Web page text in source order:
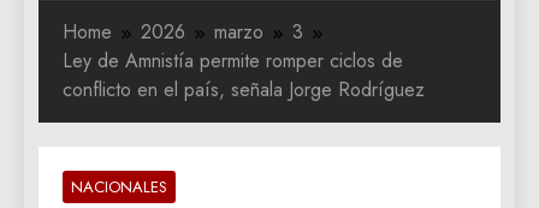
Home 2026 marzo
3
Ley de Amnistía permite romper ciclos de
conflicto en el país, señala Jorge Rodríguez
NACIONALES